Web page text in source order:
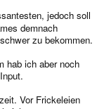
jedoch soll
demnach
zu bekommen.
hab ich aber noch
Vor Frickeleien